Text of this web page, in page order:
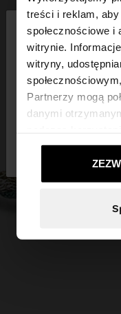
treści i reklam,
społecznościowe i
witrynie.
witryny,
Partnerzy mogą
danymi
witaj
Odwiedzasz
przeglądać naszą